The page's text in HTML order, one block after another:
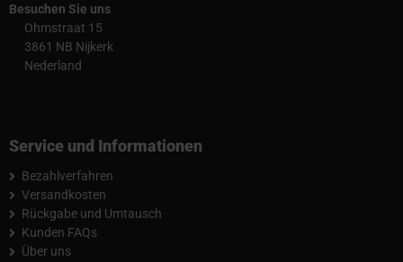
Besuchen Sie uns
Ohmstraat 15
3861 NB Nijkerk
Nederland
Service und Informationen
Bezahlverfahren
Versandkosten
Rückgabe und Umtausch
Kunden FAQs
Über uns